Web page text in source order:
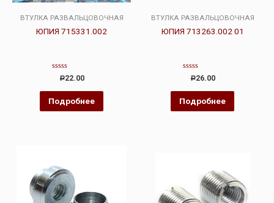
ВТУЛКА РАЗВАЛЬЦОВОЧНАЯ
ЮПИЯ 715331.002
Оценка
из
Р22.00
Подробнее
ВТУЛКА РАЗВАЛЬЦОВОЧНАЯ
ЮПИЯ 713263.002 01
Оценка
из
Р26.00
Подробнее